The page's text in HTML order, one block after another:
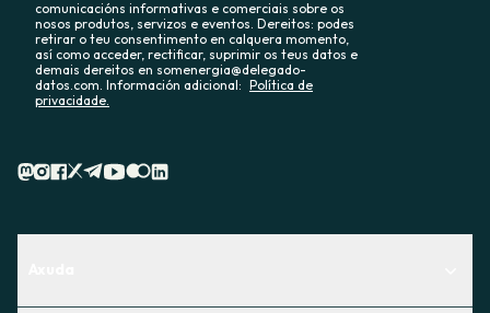
comunicacións informativas e comerciais sobre os
nosos produtos, servizos e eventos. Dereitos: podes
retirar o teu consentimento en calquera momento,
así como acceder, rectificar, suprimir os teus datos e
demais dereitos en somenergia@delegado-
datos.com. Información adicional: Política de
privacidade.